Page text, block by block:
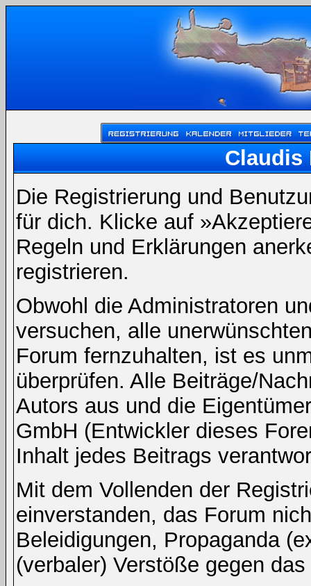
Claudis
Die Registrierung und
für dich. Klicke auf
Regeln und Erklärungen
registrieren.
Obwohl die Administratoren
versuchen, alle
Forum fernzuhalten, ist es
überprüfen. Alle Beiträge/
Autors aus und die
GmbH (Entwickler dieses
Inhalt jedes Beitrags
Mit dem Vollenden der
einverstanden, das Forum
Beleidigungen, Propaganda
(verbaler) Verstöße gegen